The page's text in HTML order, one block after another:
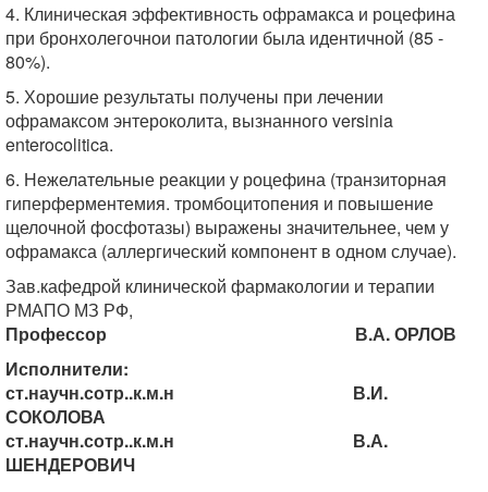
4. Клиническая эффективность офрамакса и роцефина
при бронхолегочнои патологии была идентичной (85 -
80%).
5. Хорошие результаты получены при лечении
офрамаксом энтероколита, вызнанного versinia
enterocolitica.
6. Нежелательные реакции у роцефина (транзиторная
гиперферментемия. тромбоцитопения и повышение
щелочной фосфотазы) выражены значительнее, чем у
офрамакса (аллергический компонент в одном случае).
Зав.кафедрой клинической фармакологии и терапии
РМАПО МЗ РФ,
Профессор В.А. ОРЛОВ
Исполнители:
ст.научн.сотр..к.м.н В.И.
СОКОЛОВА
ст.научн.сотр..к.м.н В.А.
ШЕНДЕРОВИЧ